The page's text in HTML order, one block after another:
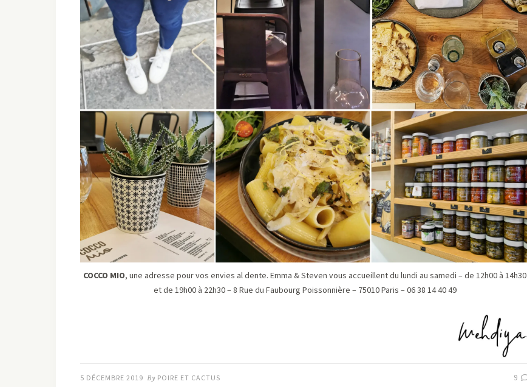
COCCO MIO, une adresse pour vos envies al dente. Emma & Steven vous accueillent du lundi au samedi – de 12h00 à 14h30
et de 19h00 à 22h30 – 8 Rue du Faubourg Poissonnière – 75010 Paris – 06 38 14 40 49
5 DÉCEMBRE 2019 By POIRE ET CACTUS 9